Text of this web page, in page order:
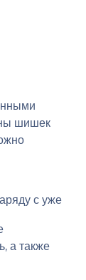
шишек
с уже
а также